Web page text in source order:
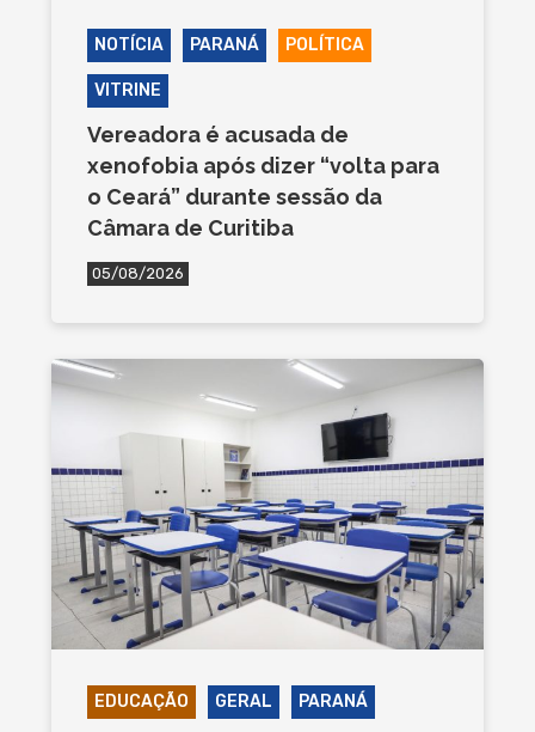
NOTÍCIA PARANÁ POLÍTICA
VITRINE
Vereadora é acusada de
xenofobia após dizer “volta para
o Ceará” durante sessão da
Câmara de Curitiba
05/08/2026
EDUCAÇÃO GERAL PARANÁ